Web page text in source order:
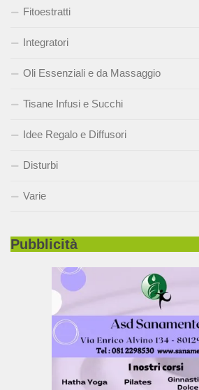
Fitoestratti
Integratori
Oli Essenziali e da Massaggio
Tisane Infusi e Succhi
Idee Regalo e Diffusori
Disturbi
Varie
Pubblicità